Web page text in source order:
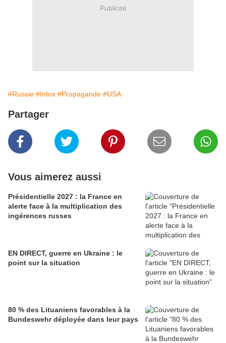
Publicité
#Russie #Intox #Propagande #USA
Partager
Vous aimerez aussi
Présidentielle 2027 : la France en
alerte face à la multiplication des
ingérences russes
EN DIRECT, guerre en Ukraine : le
point sur la situation
80 % des Lituaniens favorables à la
Bundeswehr déployée dans leur pays